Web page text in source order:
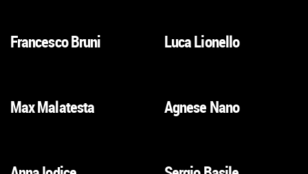
VAI
Francesco Bruni
VAI
Luca Lionello
VAI
Max Malatesta
VAI
Agnese Nano